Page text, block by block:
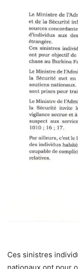
Ces sinistres